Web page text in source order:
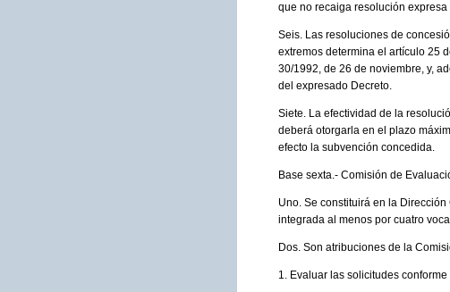
que no recaiga resolución
Seis. Las resoluciones de
extremos determina el artículo 25
30/1992, de 26 de noviembre, y,
del expresado Decreto.
Siete. La efectividad de la
deberá otorgarla en el plazo
efecto la subvención concedida.
Base sexta.- Comisión de
Uno. Se constituirá en la
integrada al menos por cuatro
Dos. Son atribuciones de la
1. Evaluar las solicitudes